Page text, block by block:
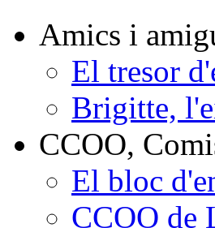
Amics i
El tresor
Brigitte,
CCOO,
El bloc
CCOO de